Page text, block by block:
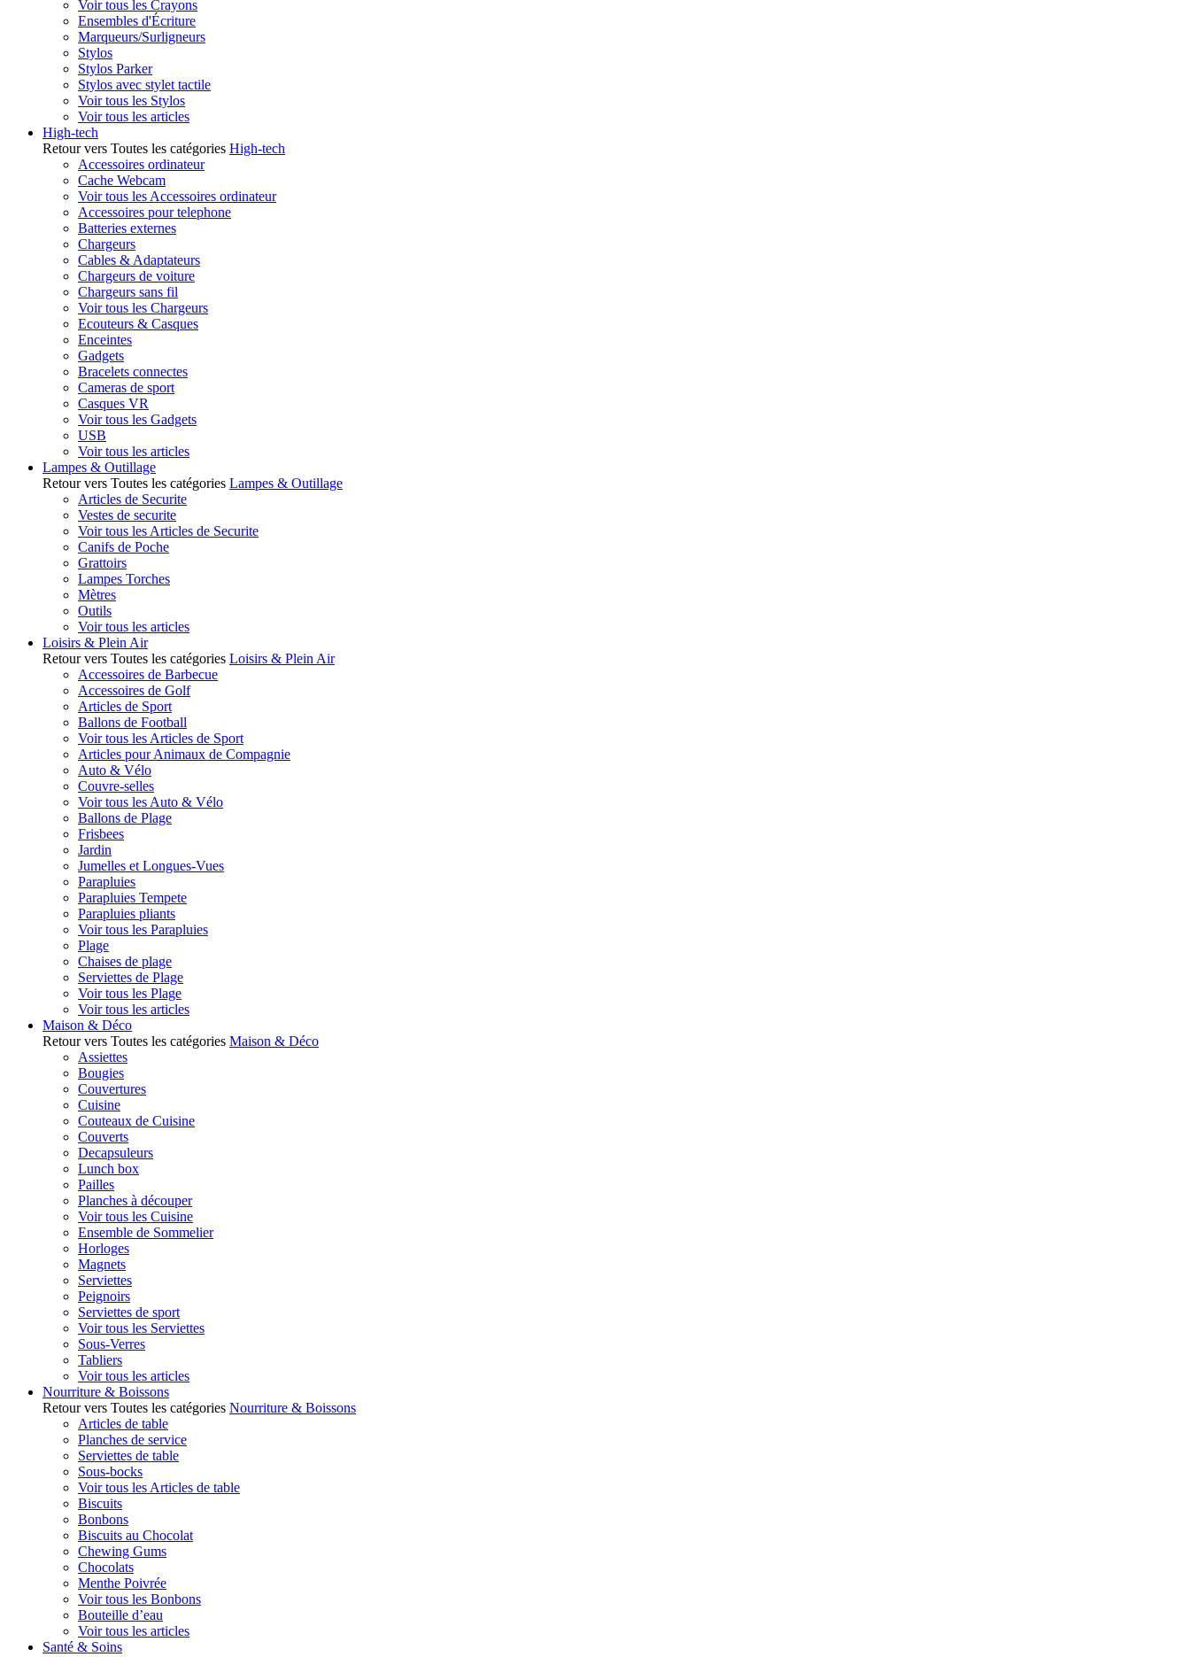
Voir tous les Crayons
Ensembles d'Écriture
Marqueurs/Surligneurs
Stylos
Stylos Parker
Stylos avec stylet tactile
Voir tous les Stylos
Voir tous les articles
High-tech
Retour vers Toutes les catégories High-tech
Accessoires ordinateur
Cache Webcam
Voir tous les Accessoires ordinateur
Accessoires pour telephone
Batteries externes
Chargeurs
Cables & Adaptateurs
Chargeurs de voiture
Chargeurs sans fil
Voir tous les Chargeurs
Ecouteurs & Casques
Enceintes
Gadgets
Bracelets connectes
Cameras de sport
Casques VR
Voir tous les Gadgets
USB
Voir tous les articles
Lampes & Outillage
Retour vers Toutes les catégories Lampes & Outillage
Articles de Securite
Vestes de securite
Voir tous les Articles de Securite
Canifs de Poche
Grattoirs
Lampes Torches
Mètres
Outils
Voir tous les articles
Loisirs & Plein Air
Retour vers Toutes les catégories Loisirs & Plein Air
Accessoires de Barbecue
Accessoires de Golf
Articles de Sport
Ballons de Football
Voir tous les Articles de Sport
Articles pour Animaux de Compagnie
Auto & Vélo
Couvre-selles
Voir tous les Auto & Vélo
Ballons de Plage
Frisbees
Jardin
Jumelles et Longues-Vues
Parapluies
Parapluies Tempete
Parapluies pliants
Voir tous les Parapluies
Plage
Chaises de plage
Serviettes de Plage
Voir tous les Plage
Voir tous les articles
Maison & Déco
Retour vers Toutes les catégories Maison & Déco
Assiettes
Bougies
Couvertures
Cuisine
Couteaux de Cuisine
Couverts
Decapsuleurs
Lunch box
Pailles
Planches à découper
Voir tous les Cuisine
Ensemble de Sommelier
Horloges
Magnets
Serviettes
Peignoirs
Serviettes de sport
Voir tous les Serviettes
Sous-Verres
Tabliers
Voir tous les articles
Nourriture & Boissons
Retour vers Toutes les catégories Nourriture & Boissons
Articles de table
Planches de service
Serviettes de table
Sous-bocks
Voir tous les Articles de table
Biscuits
Bonbons
Biscuits au Chocolat
Chewing Gums
Chocolats
Menthe Poivrée
Voir tous les Bonbons
Bouteille d’eau
Voir tous les articles
Santé & Soins